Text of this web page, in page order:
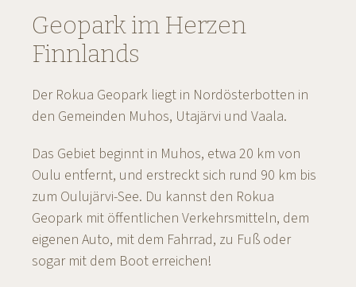
Geopark im Herzen
Finnlands
Der Rokua Geopark liegt in Nordösterbotten in
den Gemeinden Muhos, Utajärvi und Vaala.
Das Gebiet beginnt in Muhos, etwa 20 km von
Oulu entfernt, und erstreckt sich rund 90 km bis
zum Oulujärvi-See. Du kannst den Rokua
Geopark mit öffentlichen Verkehrsmitteln, dem
eigenen Auto, mit dem Fahrrad, zu Fuß oder
sogar mit dem Boot erreichen!